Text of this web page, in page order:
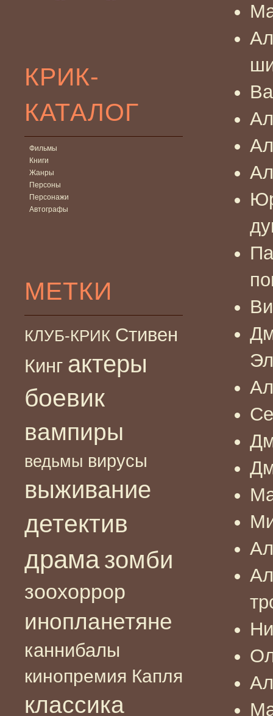
КРИК-
КАТАЛОГ
Фильмы
Книги
Жанры
Персоны
Персонажи
Автографы
МЕТКИ
КЛУБ-КРИК Стивен
Кинг актеры
боевик
вампиры
ведьмы вирусы
выживание
детектив
драма зомби
зоохоррор
инопланетяне
каннибалы
кинопремия Капля
классика